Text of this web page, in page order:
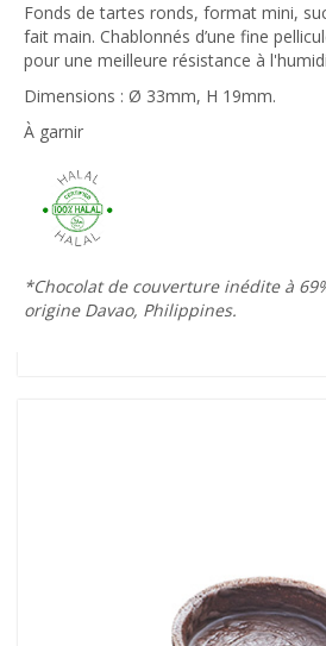
Fonds de tartes ronds, format mini,
fait main. Chablonnés d’une fine
pour une meilleure résistance à
Dimensions : Ø 33mm, H 19mm.
À garnir
*Chocolat de couverture inédite à
origine Davao, Philippines.